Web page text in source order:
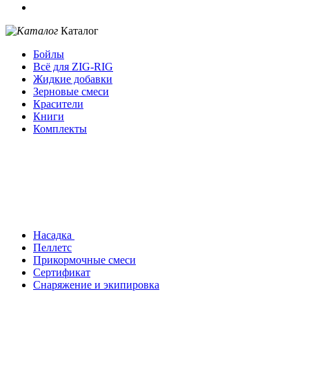
Каталог
Бойлы
Всё для ZIG-RIG
Жидкие добавки
Зерновые смеси
Красители
Книги
Комплекты
Насадка
Пеллетс
Прикормочные смеси
Сертификат
Снаряжение и экипировка